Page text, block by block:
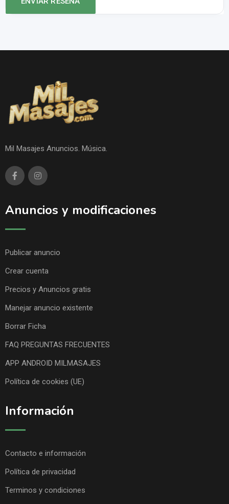
Mil Masajes Anuncios. Música.
Anuncios y modificaciones
Publicar anuncio
Crear cuenta
Precios y Anuncios gratis
Manejar anuncio existente
Borrar Ficha
FAQ PREGUNTAS FRECUENTES
APP ANDROID MILMASAJES
Política de cookies (UE)
Información
Contacto e información
Política de privacidad
Terminos y condiciones